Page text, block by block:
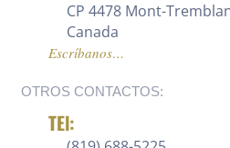
CP 4478 Mont-
Canada
Escríbanos…
OTROS CONTACTOS:
TEl: